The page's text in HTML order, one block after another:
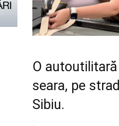
O
seara, pe
Sibiu.